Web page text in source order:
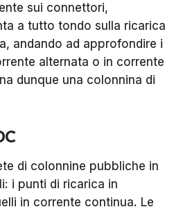
sui connettori,
a tutto tondo sulla ricarica
andando ad approfondire i
alternata o in corrente
dunque una colonnina di
di colonnine pubbliche in
i punti di ricarica in
in corrente continua. Le